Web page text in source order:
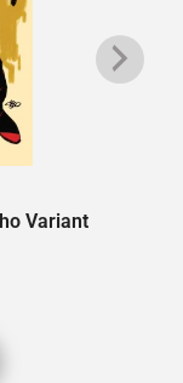
Variant